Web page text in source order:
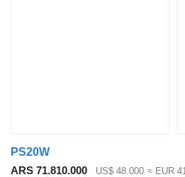
PS20W
ARS 71.810.000
US$ 48.000 ≈ EUR